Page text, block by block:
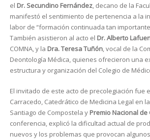
el Dr. Secundino Fernández, decano de la
manifestó el sentimiento de pertenencia a la
labor de “formación continuada tan
También asistieron al acto el Dr. Alberto
COMNA, y la Dra. Teresa Tuñón, vocal de la
Deontología Médica, quienes ofrecieron una
estructura y organización del Colegio de
El invitado de este acto de precolegiación fue
Carracedo, Catedrático de Medicina Legal en
Santiago de Compostela y Premio Nacional de
conferencia, explicó la dificultad actual de
nuevos y los problemas que provocan